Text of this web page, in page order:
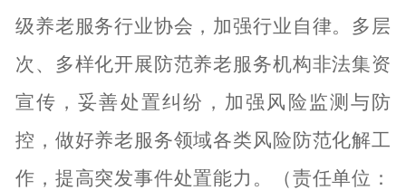
级养老服务行业协会，加强行业自律。多层
次、多样化开展防范养老服务机构非法集资
宣传，妥善处置纠纷，加强风险监测与防
控，做好养老服务领域各类风险防范化解工
作，提高突发事件处置能力。（责任单位：